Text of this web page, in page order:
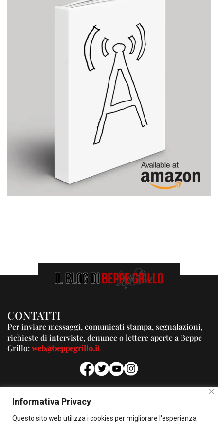
Informativa Privacy
Questo sito web utilizza i cookies per migliorare l'esperienza
CONTATTI
Per inviare messaggi, comunicati stampa, segnalazioni,
richieste di interviste, denunce o lettere aperte a Beppe
Grillo:web@beppegrillo.it
PUBBLICITA'
Per la tua pubblicità su questo Blog:
pubblicita@beppegrillo.it